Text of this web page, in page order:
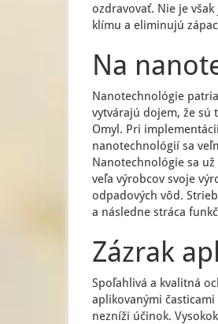
ozdravovať. Nie je
klímu a eliminujú
Na
Nanotechnológie
vytvárajú dojem, že sú
Omyl. Pri
nanotechnológií sa
Nanotechnológie sa
veľa výrobcov svoje
odpadových vôd.
a následne stráca
Zázrak
Spoľahlivá a kvalitná
aplikovanými
nezníži účinok.